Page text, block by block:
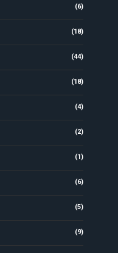
(6)
(18)
(44)
(18)
(4)
(2)
(1)
(6)
(5)
(9)